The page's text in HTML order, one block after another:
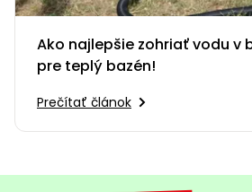
Ako najlepšie zohriať vodu v
pre teplý bazén!
Prečítať článok